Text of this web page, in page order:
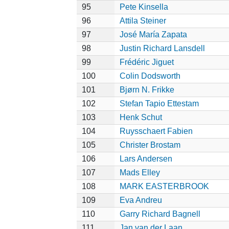
95
Pete Kinsella
96
Attila Steiner
97
José María Zapata
98
Justin Richard Lansdell
99
Frédéric Jiguet
100
Colin Dodsworth
101
Bjørn N. Frikke
102
Stefan Tapio Ettestam
103
Henk Schut
104
Ruysschaert Fabien
105
Christer Brostam
106
Lars Andersen
107
Mads Elley
108
MARK EASTERBROOK
109
Eva Andreu
110
Garry Richard Bagnell